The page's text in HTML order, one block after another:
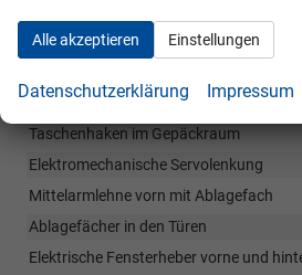
Fahrlichtschaltung automatisch, mit
Begrüßungs- und Verabschiedungslicht
Gepäckraumbadeckung
Taschenhaken im Gepäckraum
Elektromechanische Servolenkung
Mittelarmlehne vorn mit Ablagefach
Ablagefächer in den Türen
Elektrische Fensterheber vorne und
Alle akzeptieren Einstellungen
Datenschutzerklärung Impressum